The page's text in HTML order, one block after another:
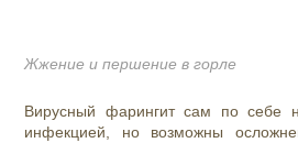
Жжение и першение в горле
Вирусный фарингит сам по себе
инфекцией, но возможны